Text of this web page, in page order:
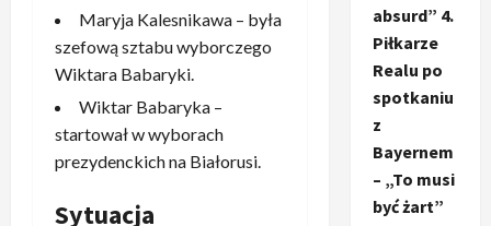
Maryja Kalesnikawa – była
szefową sztabu wyborczego
Wiktara Babaryki.
Wiktar Babaryka –
startował w wyborach
prezydenckich na Białorusi.
Sytuacja
absurd” 4.
Piłkarze
Realu po
spotkaniu
z
Bayernem
– „To musi
być żart”